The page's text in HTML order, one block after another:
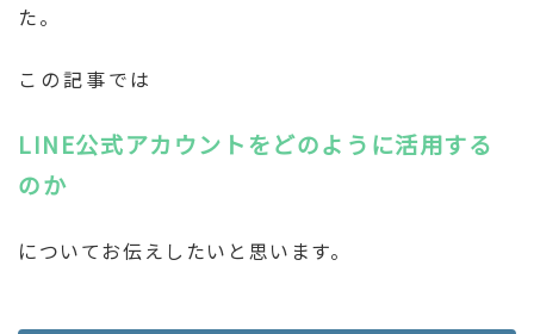
た。
この記事では
LINE公式アカウントをどのように活用する
のか
についてお伝えしたいと思います。